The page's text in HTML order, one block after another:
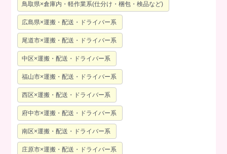
鳥取県×倉庫内・軽作業系(仕分け・梱包・検品など)
広島県×運搬・配送・ドライバー系
尾道市×運搬・配送・ドライバー系
中区×運搬・配送・ドライバー系
福山市×運搬・配送・ドライバー系
西区×運搬・配送・ドライバー系
府中市×運搬・配送・ドライバー系
南区×運搬・配送・ドライバー系
庄原市×運搬・配送・ドライバー系